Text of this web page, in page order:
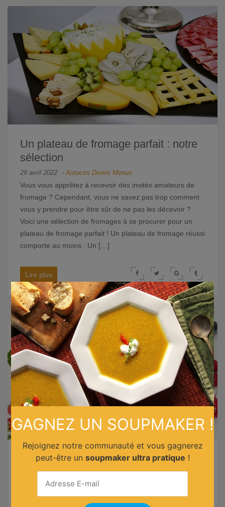
Un plateau de fromage parfait : notre
sélection
29 avril 2022 - Astuces Divers Menus
Vous vous apprêtez à recevoir des invités amateurs de
fromage ? Cependant, vous ne savez pas trop comment
vous y prendre pour être sûr de ne pas les décevoir ?
Voici une sélection de fromages à se procurer pour un
plateau de fromage parfait ! Un plateau de fromage réussi
comporte au moins : Un […]
Lire plus
Cure détox de printemps : quels
aliments à préconiser ?
18 avril 2022 -Divers
GAGNEZ UN SOUPMAKER !
Rejoignez notre communauté et vous gagnerez
peut-être un soupmaker ultra pratique !
×